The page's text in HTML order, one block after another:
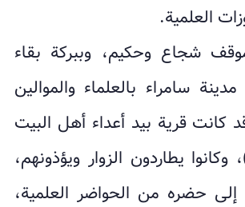
العلمية.
شجاع وحكيم، وببركة بقاء
سامراء بالعلماء والموالين
كانت قرية بيد أعداء أهل البيت
وكانوا يطاردون الزوار ويؤذونهم،
إلى حضره من الحواضر العلمية،